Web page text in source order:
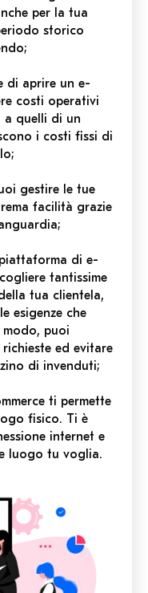
per la tua
storico
;
di aprire un e-
costi operativi
a quelli di un
i costi fissi di
gestire le tue
facilità grazie
di e-
tantissime
tua clientela,
esigenze che
modo, puoi
ed evitare
di invenduti;
ti permette
fisico. Ti è
internet e
luogo tu voglia.